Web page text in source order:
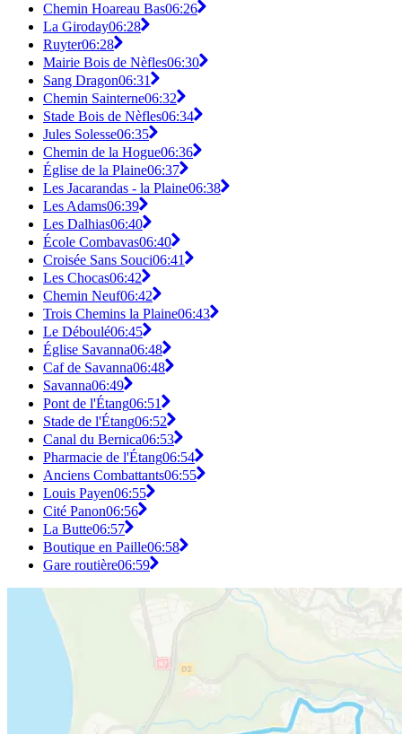
Chemin Hoareau Bas06:26
La Giroday06:28
Ruyter06:28
Mairie Bois de Nèfles06:30
Sang Dragon06:31
Chemin Sainterne06:32
Stade Bois de Nèfles06:34
Jules Solesse06:35
Chemin de la Hogue06:36
Église de la Plaine06:37
Les Jacarandas - la Plaine06:38
Les Adams06:39
Les Dalhias06:40
École Combavas06:40
Croisée Sans Souci06:41
Les Chocas06:42
Chemin Neuf06:42
Trois Chemins la Plaine06:43
Le Déboulé06:45
Église Savanna06:48
Caf de Savanna06:48
Savanna06:49
Pont de l'Étang06:51
Stade de l'Étang06:52
Canal du Bernica06:53
Pharmacie de l'Étang06:54
Anciens Combattants06:55
Louis Payen06:55
Cité Panon06:56
La Butte06:57
Boutique en Paille06:58
Gare routière06:59